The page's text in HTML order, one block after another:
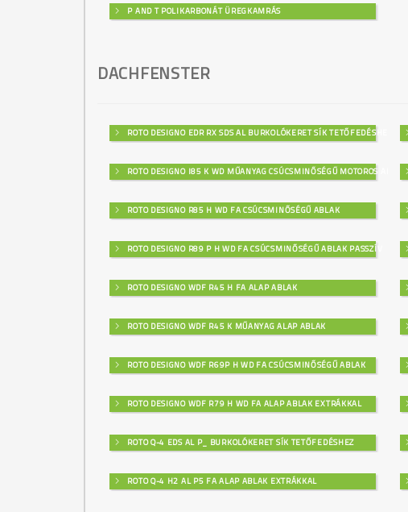
P AND T POLIKARBONÁT ÜREGKAMRÁS
DACHFENSTER
ROTO DESIGNO EDR RX SDS AL BURKOLÓKERET SÍK TETŐFEDÉSHEZ
ROTO DESIGNO I85 K WD MŰANYAG CSÚCSMINŐSÉGŰ MOTOROS ABLAK
ROTO DESIGNO R85 H WD FA CSÚCSMINŐSÉGŰ ABLAK
ROTO DESIGNO R89 P H WD FA CSÚCSMINŐSÉGŰ ABLAK PASSZÍV
ROTO DESIGNO WDF R45 H FA ALAP ABLAK
ROTO DESIGNO WDF R45 K MŰANYAG ALAP ABLAK
ROTO DESIGNO WDF R69P H WD FA CSÚCSMINŐSÉGŰ ABLAK
ROTO DESIGNO WDF R79 H WD FA ALAP ABLAK EXTRÁKKAL
ROTO Q-4 EDS AL P_ BURKOLÓKERET SÍK TETŐFEDÉSHEZ
ROTO Q-4 H2 AL P5 FA ALAP ABLAK EXTRÁKKAL